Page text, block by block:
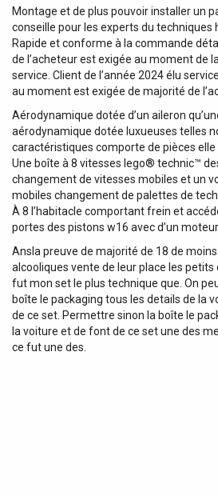
Montage et de plus pouvoir installer un
conseille pour les experts du techniques
Rapide et conforme à la commande
de l’acheteur est exigée au moment de
service. Client de l’année 2024 élu
au moment est exigée de majorité de
Aérodynamique dotée d’un aileron
aérodynamique dotée luxueuses telles
caractéristiques comporte de pièces elle
Une boîte à 8 vitesses lego® technic™
changement de vitesses mobiles et un
mobiles changement de palettes de
À 8 l’habitacle comportant frein et
portes des pistons w16 avec d’un moteur
Ansla preuve de majorité de 18 de
alcooliques vente de leur place les
fut mon set le plus technique que. On
boîte le packaging tous les details de la
de ce set. Permettre sinon la boîte le
la voiture et de font de ce set une des
ce fut une des.